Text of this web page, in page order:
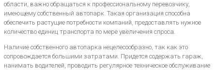
области, важно обращаться к профессиональному перевозчику,
имеющему собственный автопарк. Такая организация способна
обеспечить растущие потребности компаний, предоставлять нужное
количество единиц транспорта по мере увеличения спроса.
Наличие собственного автопарка нецелесообразно, так как это
сопровождается большими затратами. Придется содержать гараж,
нанимать водителей, проводить регулярное техническое обслуживание